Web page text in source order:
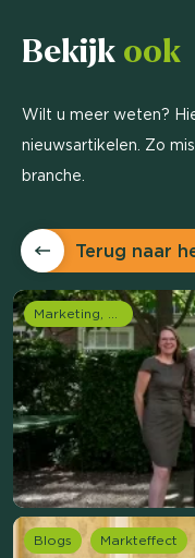
Bekijk ook
Wilt u meer weten?
nieuwsartikelen. Zo
branche.
Terug naar
Blogs Markteffect